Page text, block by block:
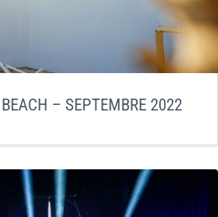
– SEPTEMBRE 2022